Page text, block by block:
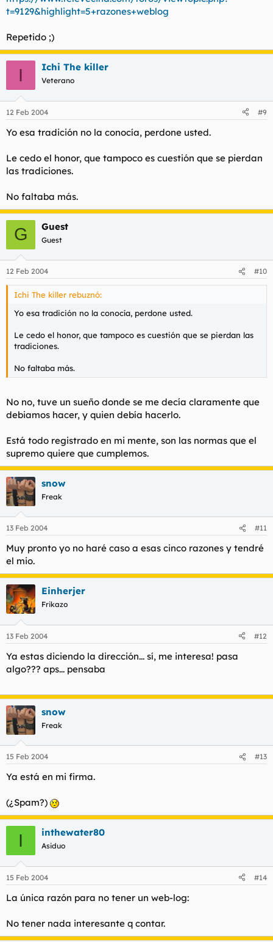
t=9129&highlight=5+razones+weblog
Repetido ;)
I Ichi The killer
Veterano
12 Feb 2004 #9
Yo esa tradición no la conocía, perdone usted.
Le cedo el honor, que tampoco es cuestión que se pierdan
las tradiciones.
No faltaba más.
G Guest
Guest
12 Feb 2004 #10
Ichi The killer rebuznó:
Yo esa tradición no la conocía, perdone usted.
Le cedo el honor, que tampoco es cuestión que se pierdan las
tradiciones.
No faltaba más.
No no, tuve un sueño donde se me decía claramente que
debiamos hacer, y quien debía hacerlo.
Está todo registrado en mi mente, son las normas que el
supremo quiere que cumplemos.
snow
Freak
13 Feb 2004 #11
Muy pronto yo no haré caso a esas cinco razones y tendré
el mio.
Einherjer
Frikazo
13 Feb 2004 #12
Ya estas diciendo la dirección... sí, me interesa! pasa
algo??? aps... pensaba
snow
Freak
15 Feb 2004 #13
Ya está en mi firma.
(¿Spam?)
I inthewater80
Asiduo
15 Feb 2004 #14
La única razón para no tener un web-log:
No tener nada interesante q contar.